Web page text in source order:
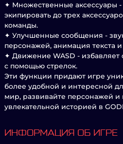
✦ Множественные аксессуары
экипировать до трех
команды.
✦ Улучшенные сообщения -
персонажей, анимация текста
✦ Движение WASD -
с помощью стрелок.
Эти функции придают игре
более удобной и интересной
мир, развивайте персонажей и
увлекательной историей в
ИНФОРМАЦИЯ ОБ ИГРЕ